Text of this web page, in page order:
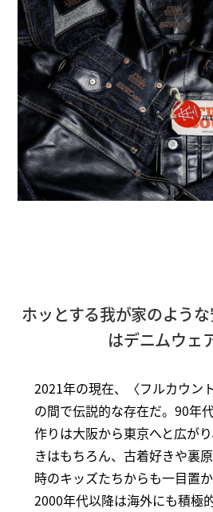
ホッとする我が家のよう
はデニムウェ
2021年の現在、〈フルカウン
の間で伝説的な存在だ。90年
作りは大阪から東京へと広が
きはもちろん、古着好きや裏
時のキッズたちからも一目置
2000年代以降は海外にも積極